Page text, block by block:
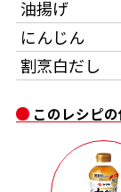
めんつゆレシピ
割烹白だしレ
レシピ特設サイト
このレシピ
油揚げ
にんじん
割烹白だし